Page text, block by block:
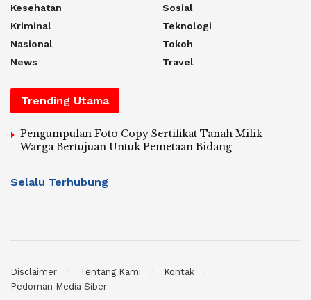
Kesehatan
Kriminal
Nasional
News
Sosial
Teknologi
Tokoh
Travel
Trending Utama
Pengumpulan Foto Copy Sertifikat Tanah Milik
Warga Bertujuan Untuk Pemetaan Bidang
Selalu Terhubung
Disclaimer Tentang Kami
Kontak
Pedoman Media Siber